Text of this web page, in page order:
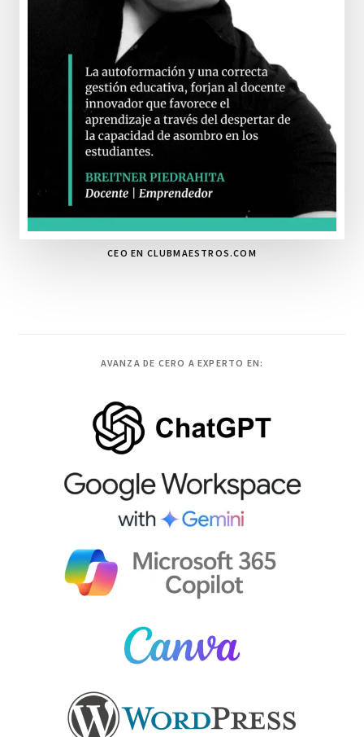
CEO EN CLUBMAESTROS.COM
AVANZA DE CERO A EXPERTO EN: